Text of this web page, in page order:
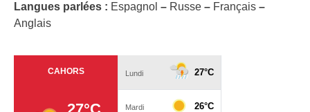
Langues parlées : Espagnol – Russe – Français –
Anglais